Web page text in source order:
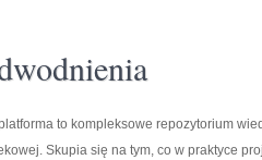
to kompleksowe repozytorium
Skupia się na tym, co w praktyce